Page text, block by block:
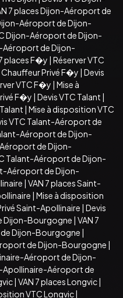
7 places Dijon-Aéroport de
Aéroport de Dijon-
Dijon-Aéroport de Dijon-
Aéroport de Dijon-
places F�y | Réserver VTC
Chauffeur Privé F�y | Devis
VTC F�y | Mise à
F�y | Devis VTC Talant |
| Mise à disposition VTC
VTC Talant-Aéroport de
Aéroport de Dijon-
de Dijon-
Talant-Aéroport de Dijon-
Aéroport de Dijon-
| VAN 7 places Saint-
| Mise à disposition
Saint-Apollinaire | Devis
Dijon-Bourgogne | VAN 7
Dijon-Bourgogne |
de Dijon-Bourgogne |
Aéroport de Dijon-
Apollinaire-Aéroport de
| VAN 7 places Longvic|
VTC Longvic|